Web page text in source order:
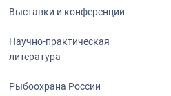
Выставки и конференции
Научно-практическая
литература
Рыбоохрана России